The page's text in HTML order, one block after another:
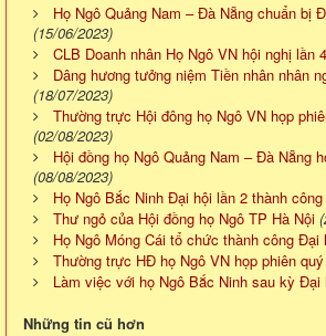
Họ Ngô Quảng Nam – Đà Nẵng chuẩn bị
(15/06/2023)
CLB Doanh nhân Họ Ngô VN hội nghị lần 4
Dâng hương tưởng niệm Tiền nhân nhân
(18/07/2023)
Thường trực Hội đông họ Ngô VN họp
(02/08/2023)
Hội đồng họ Ngô Quảng Nam – Đà Nẵng
(08/08/2023)
Họ Ngô Bắc Ninh Đại hội lần 2 thành
Thư ngỏ của Hội đồng họ Ngô TP Hà Nội
Họ Ngô Móng Cái tổ chức thành công Đại
Thường trực HĐ họ Ngô VN họp phiên
Làm việc với họ Ngô Bắc Ninh sau kỳ Đại
Những tin cũ hơn